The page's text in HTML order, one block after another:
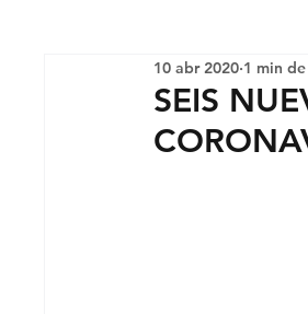
Economía Feminicidio
SEIS
10 abr 2020 1 min